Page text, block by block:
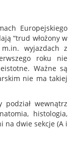
Europejskiego
“trud włożony w
wyjazdach z
roku nie
Ważne są
nie ma takiej
wewnątrz
histologia,
na dwie sekcje (A i